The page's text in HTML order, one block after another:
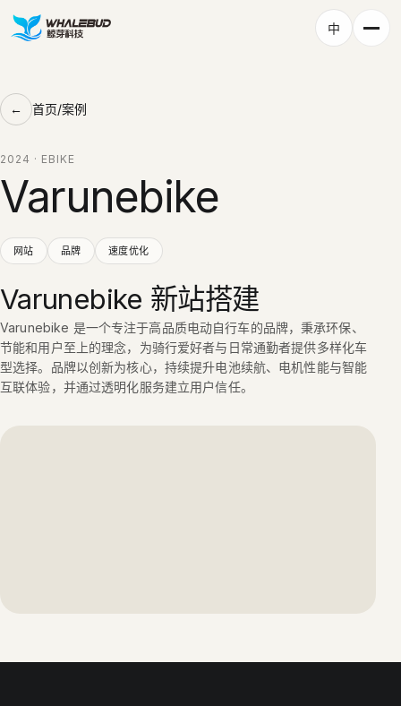
中
首页/案例
2024 · EBIKE
Varunebike
网站 品牌 速度优化
Varunebike 新站搭建
Varunebike 是一个专注于高品质电动自行车的品牌，秉承环保、
节能和用户至上的理念，为骑行爱好者与日常通勤者提供多样化车
型选择。品牌以创新为核心，持续提升电池续航、电机性能与智能
互联体验，并通过透明化服务建立用户信任。